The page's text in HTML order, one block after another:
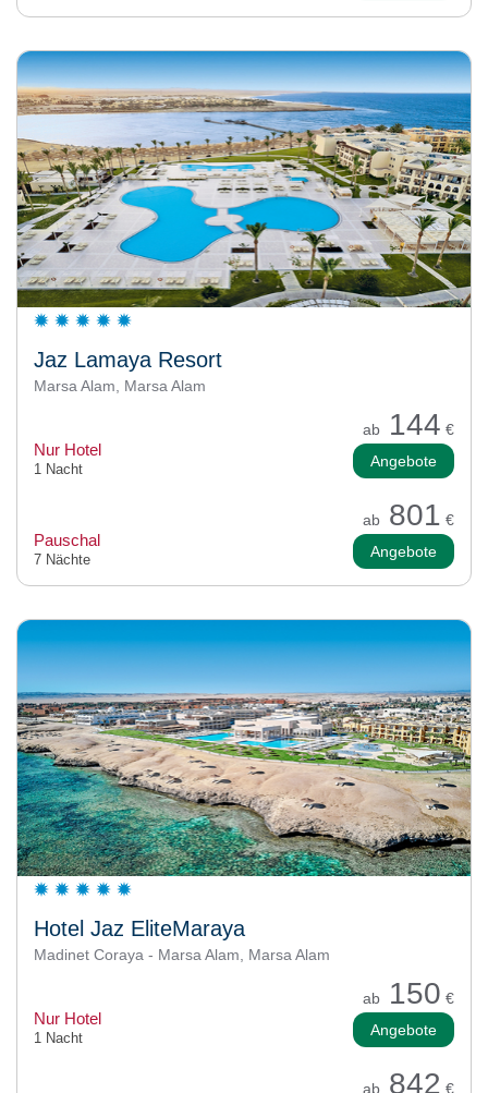
Jaz Lamaya Resort
Marsa Alam, Marsa Alam
ab 144 €
Nur Hotel
1 Nacht Angebote
ab 801 €
Pauschal
7 Nächte Angebote
Hotel Jaz EliteMaraya
Madinet Coraya - Marsa Alam, Marsa Alam
ab 150 €
Nur Hotel
1 Nacht Angebote
ab 842 €